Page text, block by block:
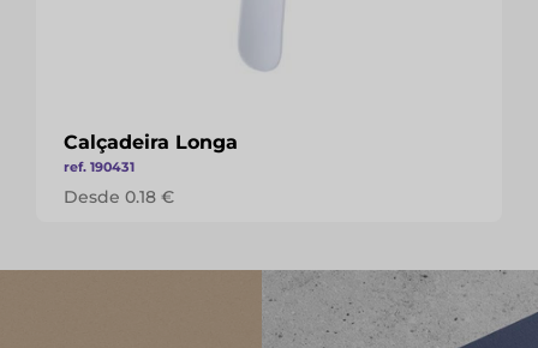
Calçadeira Longa
ref. 190431
Desde 0.18 €